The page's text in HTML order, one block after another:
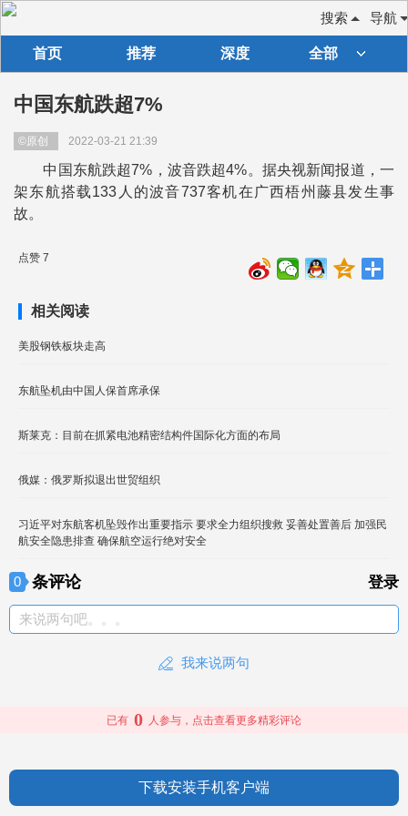
导航
搜索
首页 推荐 深度 全部
中国东航跌超7%
©原创 2022-03-21 21:39
中国东航跌超7%，波音跌超4%。据央视新闻报道，一
架东航搭载133人的波音737客机在广西梧州藤县发生事
故。
点赞 7
相关阅读
美股钢铁板块走高
东航坠机由中国人保首席承保
斯莱克：目前在抓紧电池精密结构件国际化方面的布局
俄媒：俄罗斯拟退出世贸组织
习近平对东航客机坠毁作出重要指示 要求全力组织搜救 妥善处置善后 加强民
航安全隐患排查 确保航空运行绝对安全
0 条评论 登录
来说两句吧。。。
我来说两句
已有 0 人参与，点击查看更多精彩评论
下载安装手机客户端